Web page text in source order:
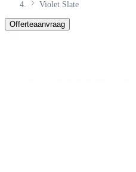
Violet Slate
Offerteaanvraag